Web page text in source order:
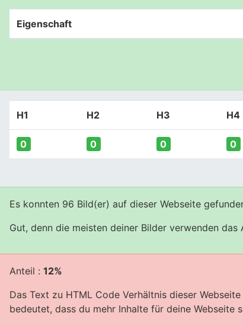
Eigenschaft
H1 H2 H3 H4
0 0 0 0
Es konnten 96 Bild(er) auf dieser Webseite
Gut, denn die meisten deiner Bilder verwenden das
Anteil : 12%
Das Text zu HTML Code Verhältnis dieser
bedeutet, dass du mehr Inhalte für deine Webseite